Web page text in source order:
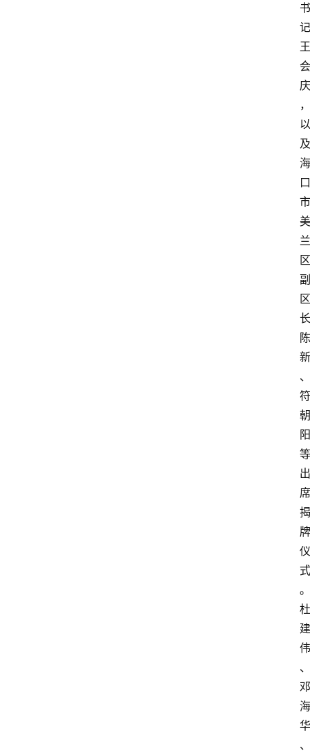
书
记
王
会
庆
，
以
及
海
口
市
美
兰
区
副
区
长
陈
新
、
符
朝
阳
等
出
席
揭
牌
仪
式
。
杜
建
伟
、
邓
海
华
、